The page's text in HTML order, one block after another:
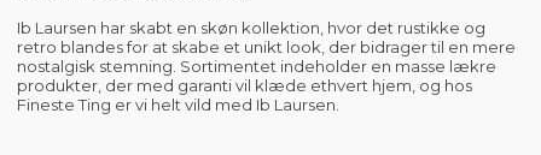
Ib Laursen har skabt en skøn kollektion, hvor det rustikke og
retro blandes for at skabe et unikt look, der bidrager til en mere
nostalgisk stemning. Sortimentet indeholder en masse lækre
produkter, der med garanti vil klæde ethvert hjem, og hos
Fineste Ting er vi helt vild med Ib Laursen.